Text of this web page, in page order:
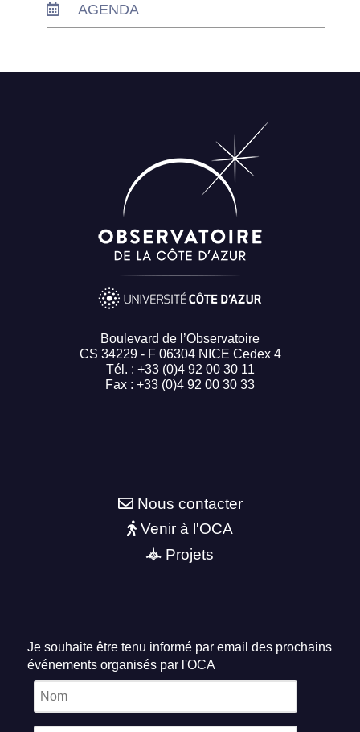
AGENDA
Boulevard de l’Observatoire
CS 34229 - F 06304 NICE Cedex 4
Tél. : +33 (0)4 92 00 30 11
Fax : +33 (0)4 92 00 30 33
Nous contacter
Venir à l'OCA
Projets
Je souhaite être tenu informé par email des prochains
événements organisés par l'OCA